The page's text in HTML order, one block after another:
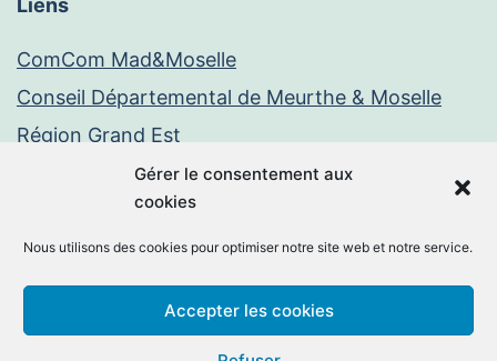
Gérer le consentement aux
cookies
Nous utilisons des cookies pour optimiser notre site web et notre service.
Accepter les cookies
Liens
ComCom Mad&Moselle
Conseil Départemental de Meurthe & Moselle
Région Grand Est
Paiement en ligne
Mentions légales Politique de confidentialité
Facebook